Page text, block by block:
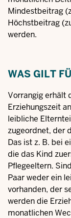
Mindestbeitrag
Höchstbeitrag
werden.
WAS GILT
Vorrangig erhält
Erziehungszeit
leibliche
zugeordnet, der
Das ist z. B. bei
die das Kind
Pflegeeltern.
Paar weder ein
vorhanden, der
werden die
monatlichen